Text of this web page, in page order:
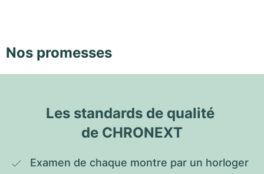
Nos promesses
Les standards de qualité
de CHRONEXT
Examen de chaque montre par un horloger